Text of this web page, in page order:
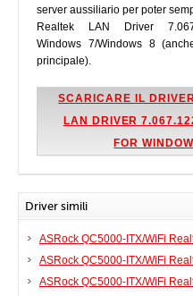
server aussiliario per poter
Realtek LAN Driver
Windows 7/Windows 8
principale).
SCARICARE IL
LAN DRIVER
FOR
Driver simili
ASRock QC5000-ITX/WiFi
ASRock QC5000-ITX/WiFi
ASRock QC5000-ITX/WiFi